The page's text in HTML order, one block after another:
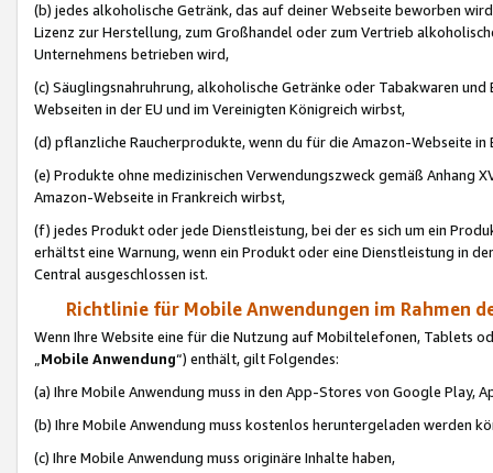
(b) jedes alkoholische Getränk, das auf deiner Webseite beworben
Lizenz zur Herstellung, zum Großhandel oder zum Vertrieb
Unternehmens betrieben wird,
(c) Säuglingsnahruhrung, alkoholische Getränke oder Tabakwaren
Webseiten in der EU und im Vereinigten Königreich wirbst,
(d) pflanzliche Raucherprodukte, wenn du für die Amazon-Webseite in
(e) Produkte ohne medizinischen Verwendungszweck gemäß Anhang
Amazon-Webseite in Frankreich wirbst,
(f) jedes Produkt oder jede Dienstleistung, bei der es sich um ein
erhältst eine Warnung, wenn ein Produkt oder eine Dienstleistung in
Central ausgeschlossen ist.
Richtlinie für Mobile Anwendungen im Rahmen
Wenn Ihre Website eine für die Nutzung auf Mobiltelefonen, Tablets
„Mobile Anwendung“) enthält, gilt Folgendes:
(a) Ihre Mobile Anwendung muss in den App-Stores von Google Play,
(b) Ihre Mobile Anwendung muss kostenlos heruntergeladen werden
(c) Ihre Mobile Anwendung muss originäre Inhalte haben,